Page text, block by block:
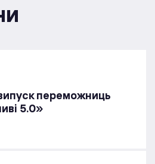
переможниць
5.0»